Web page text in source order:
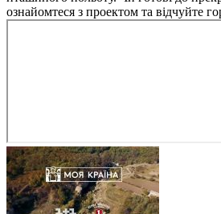
ознайомтеся з проектом та відчуйте